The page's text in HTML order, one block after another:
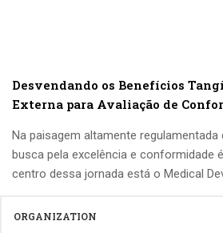
Desvendando os Benefícios
Externa para Avaliação de
Na paisagem altamente regulamentada
busca pela excelência e conformidade
centro dessa jornada está o Medical
ORGANIZATION